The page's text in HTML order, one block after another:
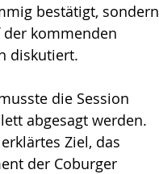
bestätigt, sondern
kommenden
diskutiert.
die Session
abgesagt werden.
Ziel, das
der Coburger